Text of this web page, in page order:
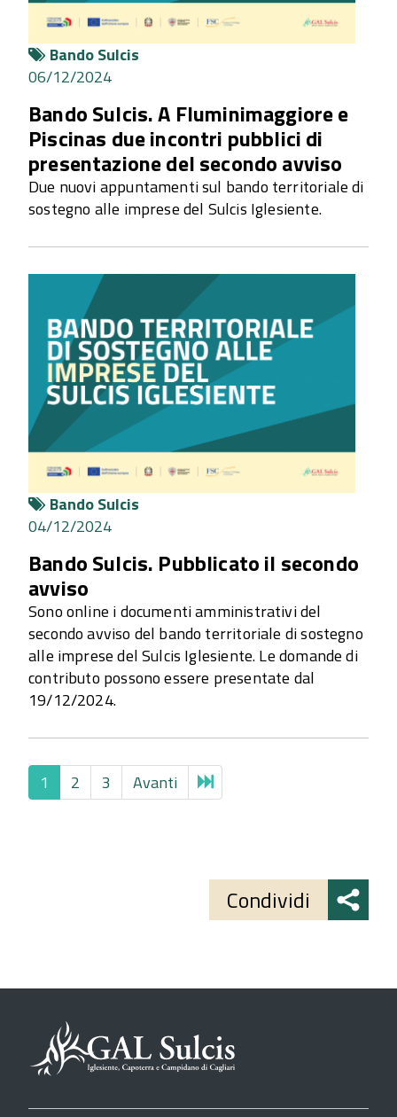
Bando Sulcis
06/12/2024
Bando Sulcis. A Fluminimaggiore e
Piscinas due incontri pubblici di
presentazione del secondo avviso
Due nuovi appuntamenti sul bando territoriale di
sostegno alle imprese del Sulcis Iglesiente.
Bando Sulcis
04/12/2024
Bando Sulcis. Pubblicato il secondo
avviso
Sono online i documenti amministrativi del
secondo avviso del bando territoriale di sostegno
alle imprese del Sulcis Iglesiente. Le domande di
contributo possono essere presentate dal
19/12/2024.
1 2 3 Avanti
Condividi